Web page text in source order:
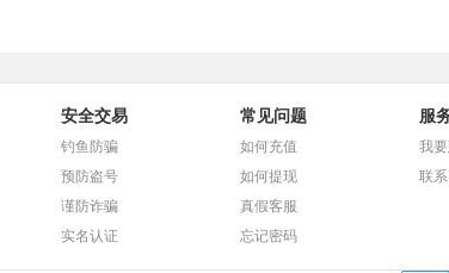
安全交易
钓鱼防骗
预防盗号
谨防诈骗
实名认证
常见问题
如何充值
如何提现
真假客服
忘记密码
服
我
联